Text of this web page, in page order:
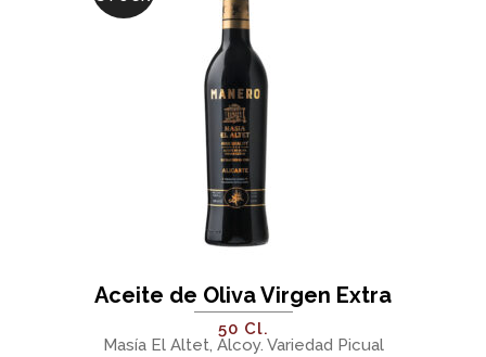
Aceite de Oliva Virgen Extra
50 Cl.
Masía El Altet, Alcoy. Variedad Picual